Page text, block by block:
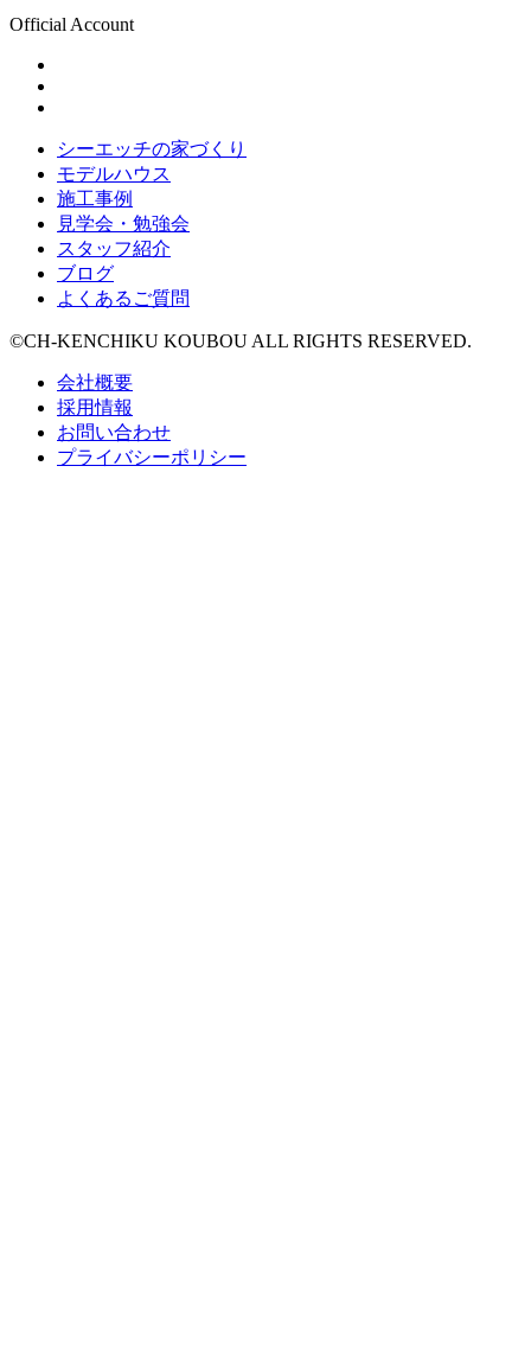
Official Account
シーエッチの家づくり
モデルハウス
施工事例
見学会・勉強会
スタッフ紹介
ブログ
よくあるご質問
©CH-KENCHIKU KOUBOU ALL RIGHTS RESERVED.
会社概要
採用情報
お問い合わせ
プライバシーポリシー